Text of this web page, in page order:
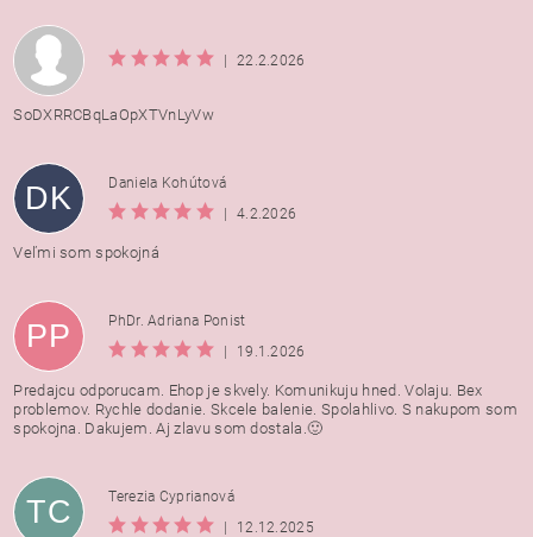
22.2.2026
SoDXRRCBqLaOpXTVnLyVw
DK
Daniela Kohútová
4.2.2026
Veľmi som spokojná
PP
PhDr. Adriana Ponist
19.1.2026
Predajcu odporucam. Ehop je skvely. Komunikuju hned. Volaju. Bex
problemov. Rychle dodanie. Skcele balenie. Spolahlivo. S nakupom som
spokojna. Dakujem. Aj zlavu som dostala.🙂
TC
Terezia Cyprianová
12.12.2025